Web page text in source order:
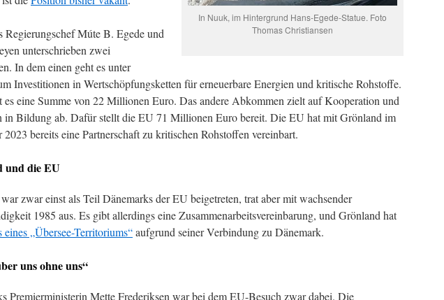
In Nuuk, im Hintergrund Hans-Egede-Statue. Foto
Thomas Christiansen
Regierungschef Múte B. Egede und
unterschrieben zwei
In dem einen geht es unter
Investitionen in Wertschöpfungsketten für erneuerbare Energien und kritische Rohstoffe.
eine Summe von 22 Millionen Euro. Das andere Abkommen zielt auf Kooperation und
in Bildung ab. Dafür stellt die EU 71 Millionen Euro bereit. Die EU hat mit Grönland im
2023 bereits eine Partnerschaft zu kritischen Rohstoffen vereinbart.
und die EU
zwar einst als Teil Dänemarks der EU beigetreten, trat aber mit wachsender
1985 aus. Es gibt allerdings eine Zusammenarbeitsvereinbarung, und Grönland hat
eines „Übersee-Territoriums“aufgrund seiner Verbindung zu Dänemark.
uns ohne uns“
Premierministerin Mette Frederiksen war bei dem EU-Besuch zwar dabei. Die